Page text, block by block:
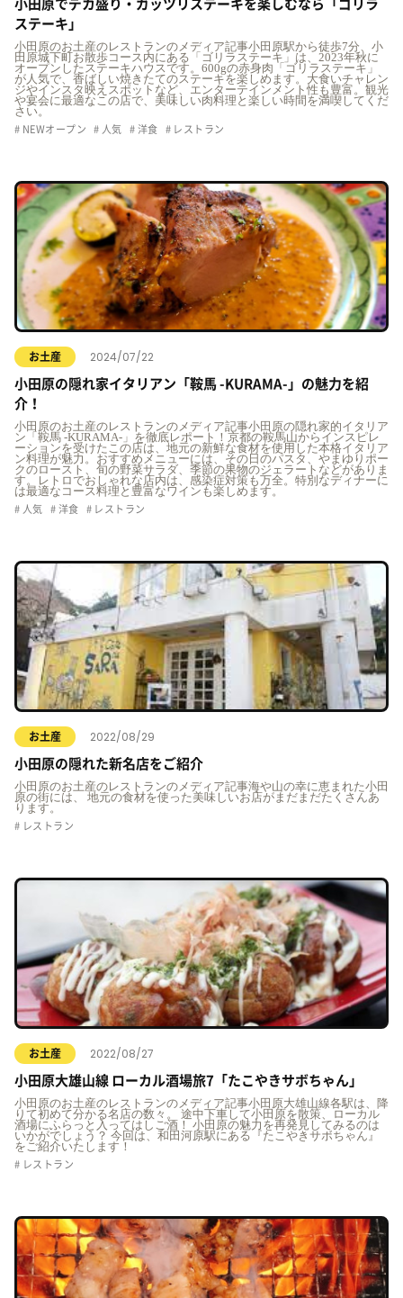
小田原でデカ盛り・ガッツリステーキを楽しむなら「ゴリラ
ステーキ」
小田原のお土産のレストランのメディア記事小田原駅から徒歩7分、小
田原城下町お散歩コース内にある「ゴリラステーキ」は、2023年秋に
オープンしたステーキハウスです。600gの赤身肉「ゴリラステーキ」
が人気で、香ばしい焼きたてのステーキを楽しめます。大食いチャレン
ジやインスタ映えスポットなど、エンターテインメント性も豊富。観光
や宴会に最適なこの店で、美味しい肉料理と楽しい時間を満喫してくだ
さい。
NEWオープン 人気 洋食 レストラン
お土産 2024/07/22
小田原の隠れ家イタリアン「鞍馬 -KURAMA-」の魅力を紹
介！
小田原のお土産のレストランのメディア記事小田原の隠れ家的イタリア
ン「鞍馬 -KURAMA-」を徹底レポート！京都の鞍馬山からインスピレ
ーションを受けたこの店は、地元の新鮮な食材を使用した本格イタリア
ン料理が魅力。おすすめメニューには、その日のパスタ、やまゆりポー
クのロースト、旬の野菜サラダ、季節の果物のジェラートなどがありま
す。レトロでおしゃれな店内は、感染症対策も万全。特別なディナーに
は最適なコース料理と豊富なワインも楽しめます。
人気 洋食 レストラン
お土産 2022/08/29
小田原の隠れた新名店をご紹介
小田原のお土産のレストランのメディア記事海や山の幸に恵まれた小田
原の街には、 地元の食材を使った美味しいお店がまだまだたくさんあ
ります。
レストラン
お土産 2022/08/27
小田原大雄山線 ローカル酒場旅7「たこやきサボちゃん」
小田原のお土産のレストランのメディア記事小田原大雄山線各駅は、降
りて初めて分かる名店の数々。 途中下車して小田原を散策、ローカル
酒場にふらっと入ってはしご酒！ 小田原の魅力を再発見してみるのは
いかがでしょう？ 今回は、和田河原駅にある『たこやきサボちゃん』
をご紹介いたします！
レストラン